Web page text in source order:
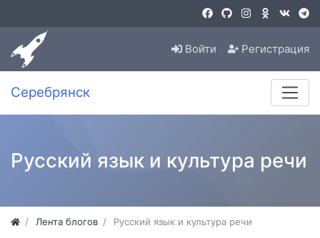
Войти Регистрация
Серебрянск
Русский язык и культура речи
Лента блогов Русский язык и культура речи